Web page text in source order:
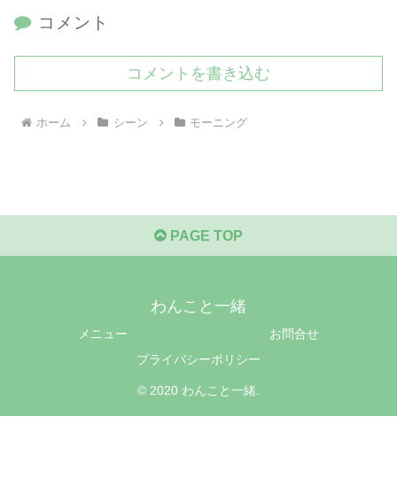
コメント
コメントを書き込む
ホーム シーン モーニング
PAGE TOP
わんこと一緒
メニュー
お問合せ
プライバシーポリシー
© 2020 わんこと一緒.